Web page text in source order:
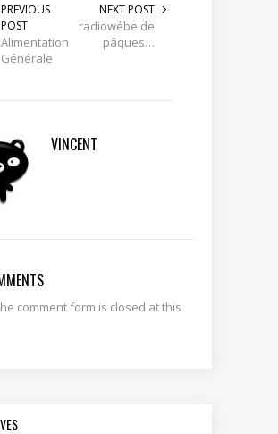
PREVIOUS
POST
Alimentation
Générale
NEXT POST
radiowébe de
pâques…
VINCENT
comment form is closed at this